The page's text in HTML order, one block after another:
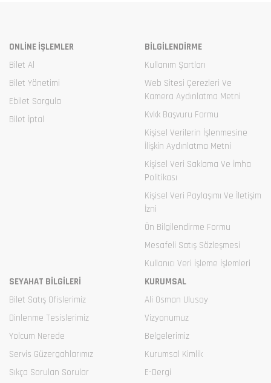
ONLİNE İŞLEMLER
Bilet Al
Bilet Yönetimi
Ebilet Sorgula
Bilet İptal
BİLGİLENDİRME
Kullanım Şartları
Web Sitesi Çerezleri Ve
Kamera Aydınlatma Metni
Kvkk Başvuru Formu
Kişisel Verilerin İşlenmesine
İlişkin Aydınlatma Metni
Kişisel Veri Saklama Ve İmha
Politikası
Kişisel Veri Paylaşımı Ve İletişim
İzni
Ön Bilgilendirme Formu
Mesafeli Satış Sözleşmesi
Kullanıcı Veri İşleme İşlemleri
SEYAHAT BİLGİLERİ
Bilet Satış Ofislerimiz
Dinlenme Tesislerimiz
Yolcum Nerede
Servis Güzergahlarımız
Sıkça Sorulan Sorular
KURUMSAL
Ali Osman Ulusoy
Vizyonumuz
Belgelerimiz
Kurumsal Kimlik
E-Dergi